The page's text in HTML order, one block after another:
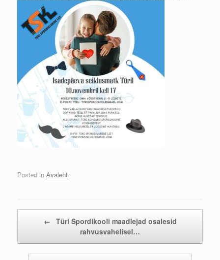
Posted in Avaleht.
← Türi Spordikooli maadlejad osalesid
rahvusvahelisel…